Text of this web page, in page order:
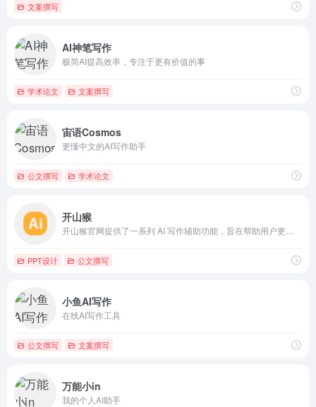
文案撰写
AI神笔写作
极简AI提高效率，专注于更有价值的事
学术论文 文案撰写
宙语Cosmos
更懂中文的AI写作助手
公文撰写 学术论文
开山猴
PPT设计 公文撰写
小鱼AI写作
在线AI写作工具
公文撰写 文案撰写
万能小in
我的个人AI助手